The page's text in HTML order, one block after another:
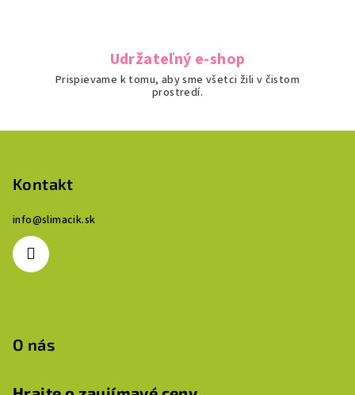
Udržateľný e-shop
Prispievame k tomu, aby sme všetci žili v čistom
prostredí.
Kontakt
info@slimacik.sk
O nás